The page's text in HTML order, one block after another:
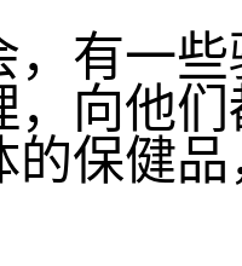
，有一
，向他
的保健